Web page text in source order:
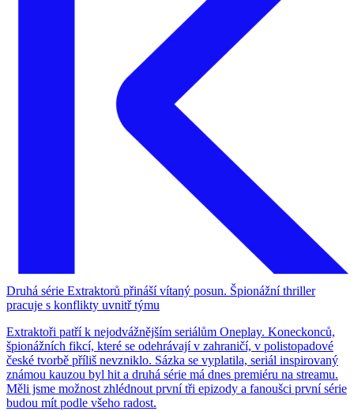
Druhá série Extraktorů přináší vítaný posun. Špionážní thriller
pracuje s konflikty uvnitř týmu
Extraktoři patří k nejodvážnějším seriálům Oneplay. Koneckonců,
špionážních fikcí, které se odehrávají v zahraničí, v polistopadové
české tvorbě příliš nevzniklo. Sázka se vyplatila, seriál inspirovaný
známou kauzou byl hit a druhá série má dnes premiéru na streamu.
Měli jsme možnost zhlédnout první tři epizody a fanoušci první série
budou mít podle všeho radost.